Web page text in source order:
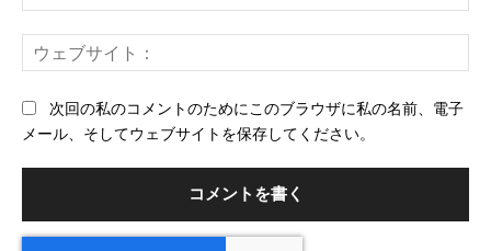
メ
ー
ェ
次回の私のコメントのためにこのブラウザに私の名前、電子
メール、そしてウェブサイトを保存してください。